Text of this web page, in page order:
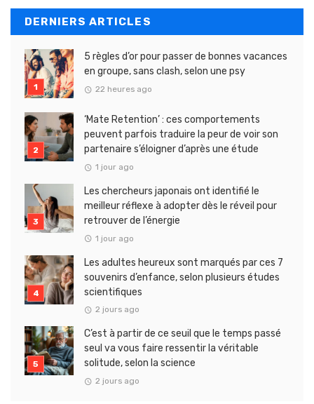
DERNIERS ARTICLES
5 règles d’or pour passer de bonnes vacances
en groupe, sans clash, selon une psy
22 heures ago
‘Mate Retention’ : ces comportements
peuvent parfois traduire la peur de voir son
partenaire s’éloigner d’après une étude
1 jour ago
Les chercheurs japonais ont identifié le
meilleur réflexe à adopter dès le réveil pour
retrouver de l’énergie
1 jour ago
Les adultes heureux sont marqués par ces 7
souvenirs d’enfance, selon plusieurs études
scientifiques
2 jours ago
C’est à partir de ce seuil que le temps passé
seul va vous faire ressentir la véritable
solitude, selon la science
2 jours ago